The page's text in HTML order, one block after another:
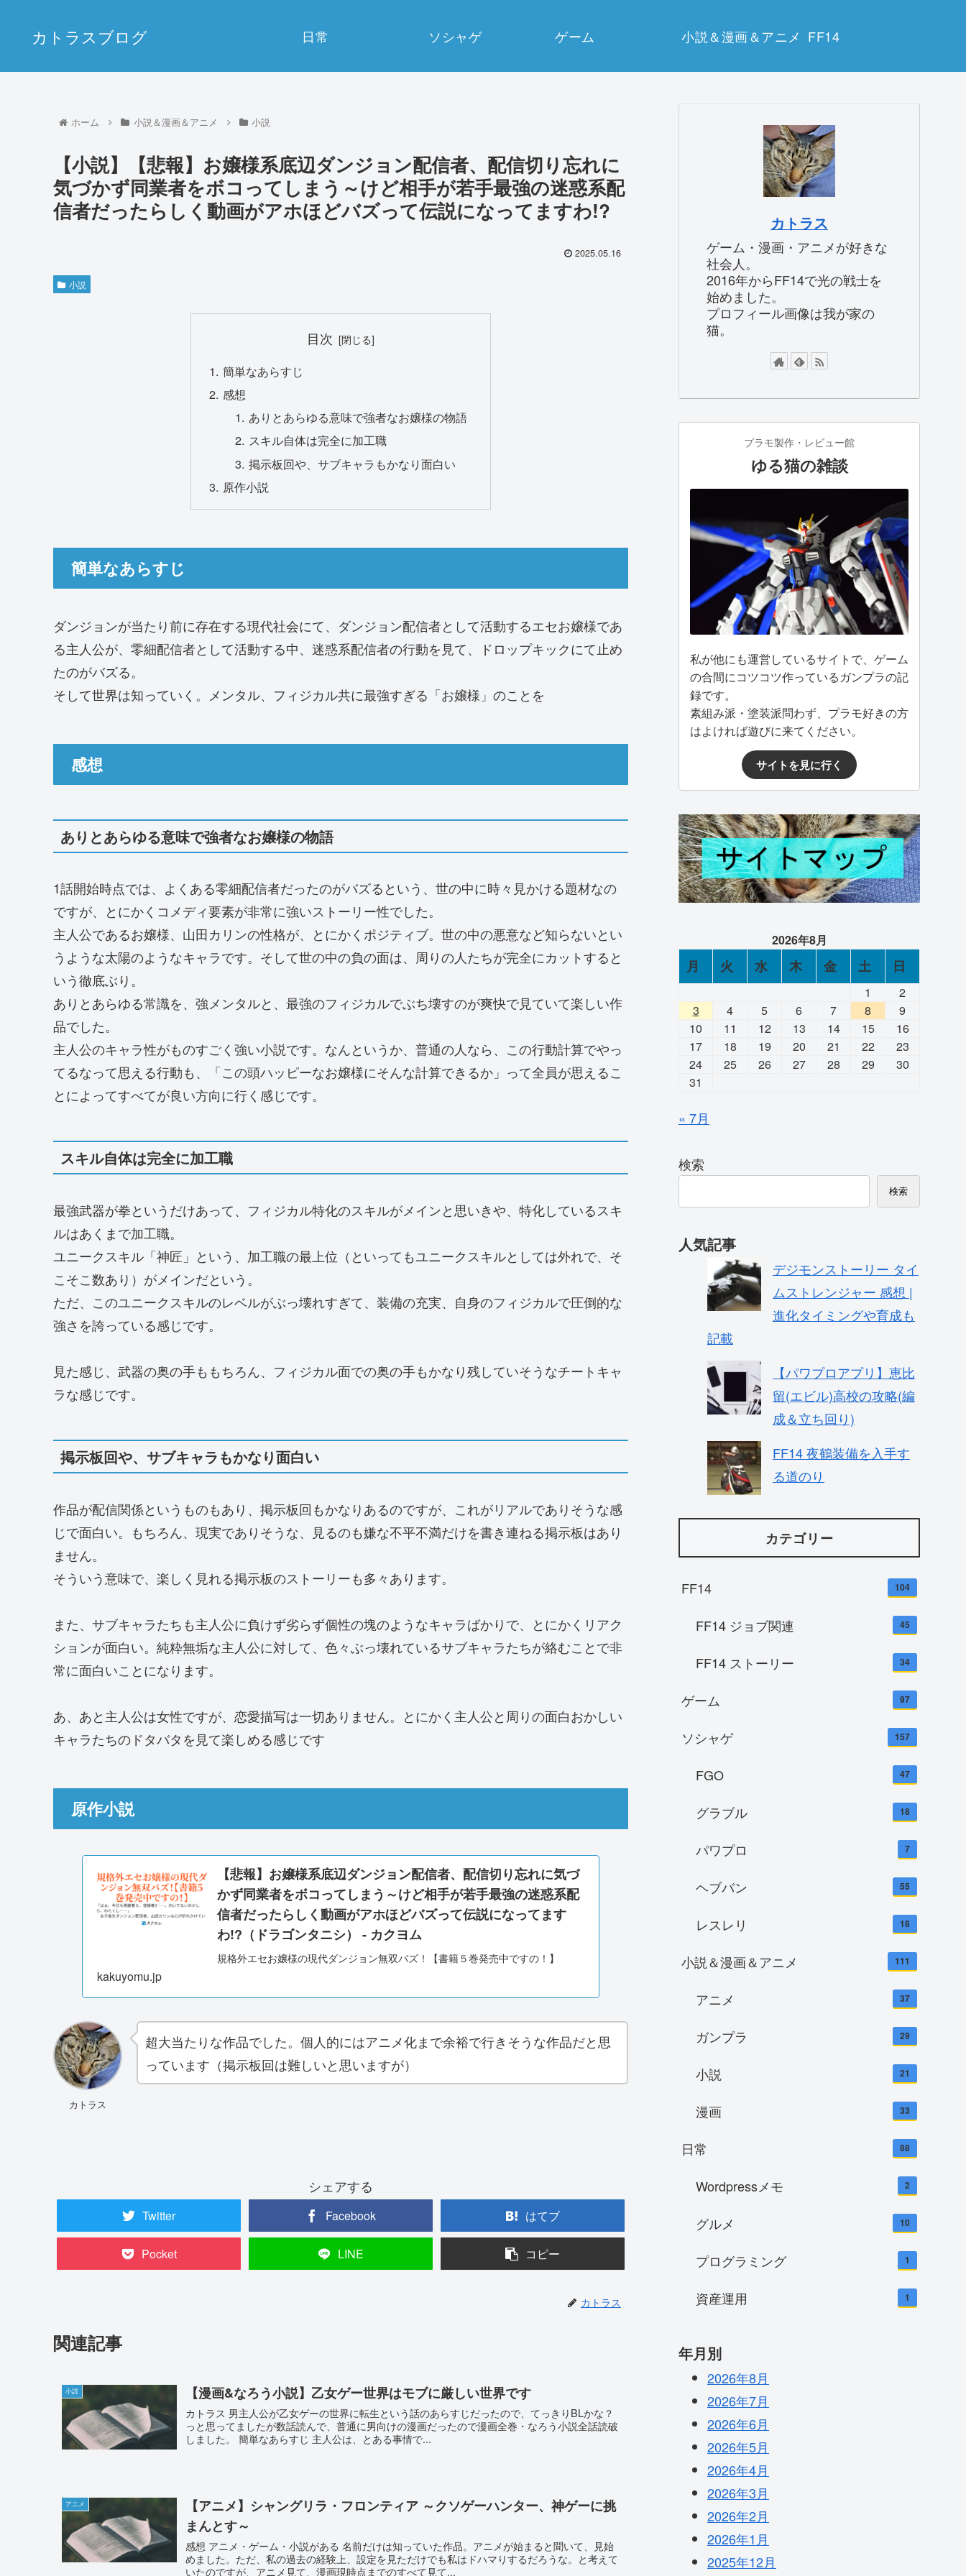
カトラスブログ 日常 ソシャゲ ゲーム 小説＆漫画＆アニメ FF14
ホーム 小説＆漫画＆アニメ 小説
【小説】【悲報】お嬢様系底辺ダンジョン配信者、配信切り忘れに
気づかず同業者をボコってしまう～けど相手が若手最強の迷惑系配
信者だったらしく動画がアホほどバズって伝説になってますわ!?
2025.05.16
小説
目次
簡単なあらすじ
感想
ありとあらゆる意味で強者なお嬢様の物語
スキル自体は完全に加工職
掲示板回や、サブキャラもかなり面白い
原作小説
簡単なあらすじ
ダンジョンが当たり前に存在する現代社会にて、ダンジョン配信者として活動するエセお嬢様であ
る主人公が、零細配信者として活動する中、迷惑系配信者の行動を見て、ドロップキックにて止め
たのがバズる。
そして世界は知っていく。メンタル、フィジカル共に最強すぎる「お嬢様」のことを
感想
ありとあらゆる意味で強者なお嬢様の物語
1話開始時点では、よくある零細配信者だったのがバズるという、世の中に時々見かける題材なの
ですが、とにかくコメディ要素が非常に強いストーリー性でした。
主人公であるお嬢様、山田カリンの性格が、とにかくポジティブ。世の中の悪意など知らないとい
うような太陽のようなキャラです。そして世の中の負の面は、周りの人たちが完全にカットすると
いう徹底ぶり。
ありとあらゆる常識を、強メンタルと、最強のフィジカルでぶち壊すのが爽快で見ていて楽しい作
品でした。
主人公のキャラ性がものすごく強い小説です。なんというか、普通の人なら、この行動計算でやっ
てるなって思える行動も、「この頭ハッピーなお嬢様にそんな計算できるか」って全員が思えるこ
とによってすべてが良い方向に行く感じです。
スキル自体は完全に加工職
最強武器が拳というだけあって、フィジカル特化のスキルがメインと思いきや、特化しているスキ
ルはあくまで加工職。
ユニークスキル「神匠」という、加工職の最上位（といってもユニークスキルとしては外れで、そ
こそこ数あり）がメインだという。
ただ、このユニークスキルのレベルがぶっ壊れすぎて、装備の充実、自身のフィジカルで圧倒的な
強さを誇っている感じです。
見た感じ、武器の奥の手ももちろん、フィジカル面での奥の手もかなり残していそうなチートキャ
ラな感じです。
掲示板回や、サブキャラもかなり面白い
作品が配信関係というものもあり、掲示板回もかなりあるのですが、これがリアルでありそうな感
じで面白い。もちろん、現実でありそうな、見るのも嫌な不平不満だけを書き連ねる掲示板はあり
ません。
そういう意味で、楽しく見れる掲示板のストーリーも多々あります。
また、サブキャラたちも主人公に負けず劣らず個性の塊のようなキャラばかりで、とにかくリアク
ションが面白い。純粋無垢な主人公に対して、色々ぶっ壊れているサブキャラたちが絡むことで非
常に面白いことになります。
あ、あと主人公は女性ですが、恋愛描写は一切ありません。とにかく主人公と周りの面白おかしい
キャラたちのドタバタを見て楽しめる感じです
原作小説
【悲報】お嬢様系底辺ダンジョン配信者、配信切り忘れに気づ
かず同業者をボコってしまう～けど相手が若手最強の迷惑系配
信者だったらしく動画がアホほどバズって伝説になってます
わ!?（ドラゴンタニシ） - カクヨム
規格外エセお嬢様の現代ダンジョン無双バズ！【書籍５巻発売中ですの！】
kakuyomu.jp
カトラス
超大当たりな作品でした。個人的にはアニメ化まで余裕で行きそうな作品だと思
っています（掲示板回は難しいと思いますが）
シェアする
Twitter Facebook はてブ
Pocket LINE コピー
カトラス
関連記事
小説 【漫画&なろう小説】乙女ゲー世界はモブに厳しい世界です
カトラス 男主人公が乙女ゲーの世界に転生という話のあらすじだったので、てっきりBLかな？
っと思ってましたが数話読んで、普通に男向けの漫画だったので漫画全巻・なろう小説全話読破
しました。 簡単なあらすじ 主人公は、とある事情で...
アニメ
【アニメ】シャングリラ・フロンティア ～クソゲーハンター、神ゲーに挑
まんとす～
感想 アニメ・ゲーム・小説がある 名前だけは知っていた作品。アニメが始まると聞いて、見始
めました。ただ、私の過去の経験上、設定を見ただけでも私はドハマりするだろうな。と考えて
いたのですが、アニメ見て、漫画現時点までのすべて見て...
カトラス
ゲーム・漫画・アニメが好きな
社会人。
2016年からFF14で光の戦士を
始めました。
プロフィール画像は我が家の
猫。
プラモ製作・レビュー館
ゆる猫の雑談
私が他にも運営しているサイトで、ゲーム
の合間にコツコツ作っているガンプラの記
録です。
素組み派・塗装派問わず、プラモ好きの方
はよければ遊びに来てください。
サイトを見に行く
2026年8月
月 火 水 木 金 土 日
1
2
3
4 5 6 7 8
9
10
11 12 13 14 15
16
17
18 19 20 21 22
23
24
25 26 27 28 29
30
31
« 7月
検索
検索
人気記事
デジモンストーリー タイ
ムストレンジャー 感想 |
進化タイミングや育成も
記載
【パワプロアプリ】恵比
留(エビル)高校の攻略(編
成＆立ち回り)
FF14 夜鶴装備を入手す
る道のり
カテゴリー
FF14 104
FF14 ジョブ関連 45
FF14 ストーリー 34
ゲーム 97
ソシャゲ 157
FGO 47
グラブル 18
パワプロ 7
ヘブバン 55
レスレリ 18
小説＆漫画＆アニメ 111
アニメ 37
ガンプラ 29
小説 21
漫画 33
日常 88
Wordpressメモ 2
グルメ 10
プログラミング 1
資産運用 1
年月別
2026年8月
2026年7月
2026年6月
2026年5月
2026年4月
2026年3月
2026年2月
2026年1月
2025年12月